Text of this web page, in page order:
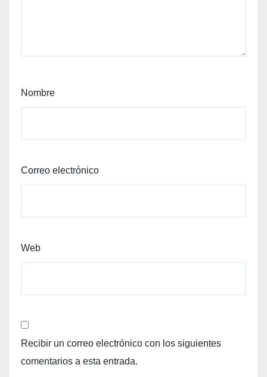
Nombre
Correo electrónico
Web
Recibir un correo electrónico con los siguientes
comentarios a esta entrada.